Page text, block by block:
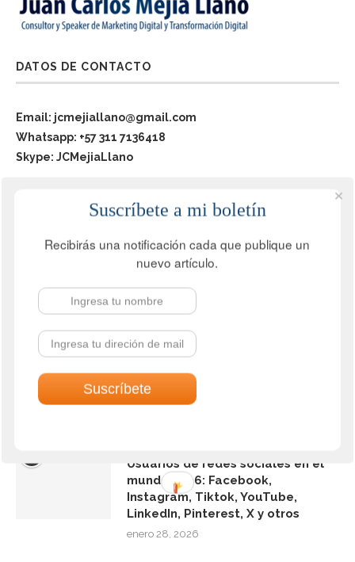
DATOS DE CONTACTO
Email: jcmejiallano@gmail.com
Whatsapp: +57 311 7136418
Skype: JCMejiaLlano
Cómo hacer una infografía: qué
es, herramientas de IA gratis para
febrero 28, 2026
Psicología del color en Marketing:
atraer clientes y aumentar las
ventas + video + infografías
Usuarios de redes sociales en el
mundo 2026: Facebook,
Instagram, Tiktok, YouTube,
LinkedIn, Pinterest, X y otros
enero 28, 2026
Suscríbete a mi boletín
Recibirás una notificación cada que publique un
nuevo artículo.